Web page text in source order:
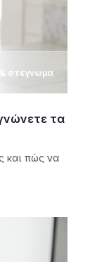
& στέγνωμα
τα
και πώς να